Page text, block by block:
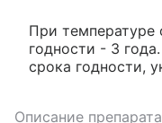
При температуре
годности - 3
срока годности,
Описание препарата